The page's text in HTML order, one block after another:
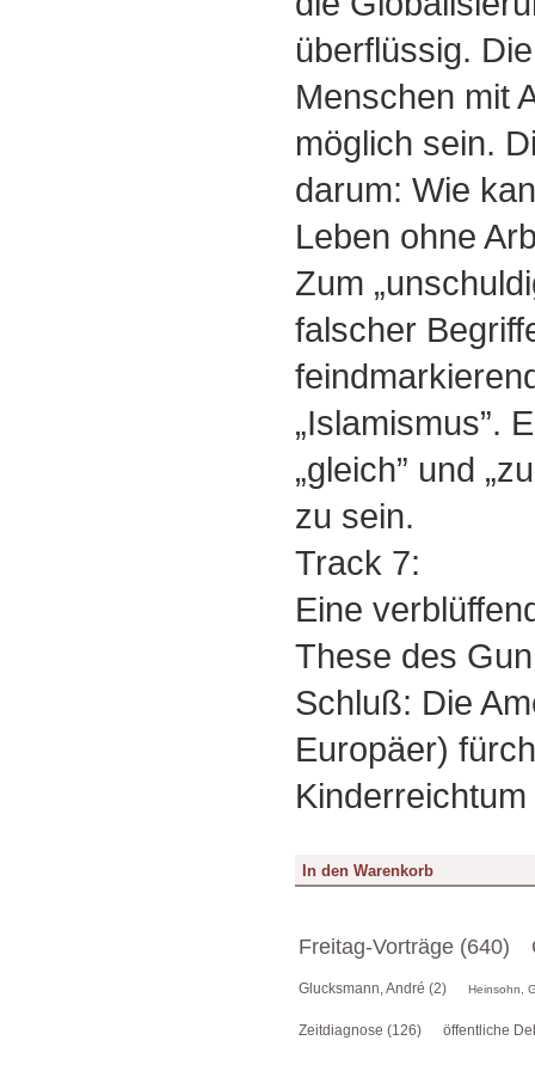
überflüssig.
Menschen mit
möglich sein.
darum: Wie
Leben ohne
Zum
falscher
„Islamismus”.
„gleich” und
zu sein.
Track 7:
Eine
These des
Schluß: Die
Europäer)
Freitag-Vorträge (640)
Glucksmann, André (2) Heinsohn,
Zeitdiagnose (126) öffentliche